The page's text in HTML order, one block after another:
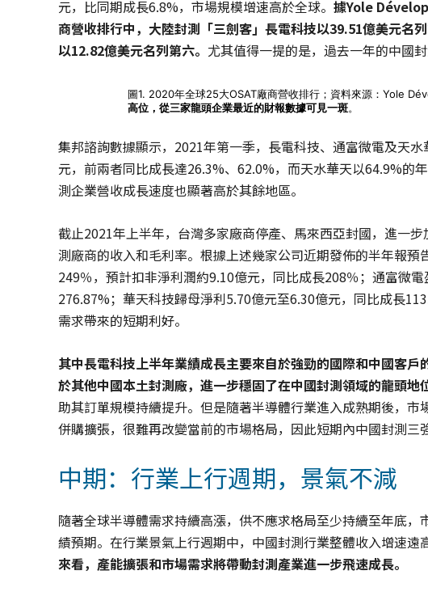
元，比同期成長6.8%，市場規模增速高於全球。 據Yole
商營收排行中，大陸封測「三劍客」長電科技以39.51億美元名
以12.82億美元名列第六。 尤其值得一提的是，過去一年的中國
圖1. 2020年全球25大OSAT廠商營收排行；資料來源：Yole
高位，從三家龍頭企業最近的財報數據可見一斑。
集邦諮詢數據顯示，2021年第一季，長電科技、通富微電及天
元，前兩者同比成長達26.3%、62.0%，而天水華天以64.9%的
測企業營收成長速度也顯著高於其餘地區。
截止2021年上半年，台灣多家廠商停產、馬來西亞封國，進一
測廠商的收入和毛利率。根據上述幾家公司近期發佈的半年報
249％，預計扣非淨利潤約9.10億元，同比成長208％；通富微
276.87%；華天科技歸母淨利5.70億元至6.30億元，同比成長
需求帶來的短期利好。
其中長電科技上半年業績成長主要來自於強勁的國際和中國客
於其他中國本土封測廠，進一步穩固了在中國封測領域的龍頭地
助其訂單規模持續提升。但是隨著半導體行業進入成熟期後，
併購擴張，很難再改變當前的市場格局，因此短期內中國封測三
中期：行業上行週期，景氣不減
隨著全球半導體需求持續高漲，供不應求格局至少持續至年底
績預期。在行業景氣上行週期中，中國封測行業整體收入增速遠
來看，產能擴張和市場需求將帶動封測產業進一步飛速成長。